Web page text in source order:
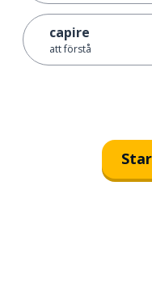
capire
att förstå